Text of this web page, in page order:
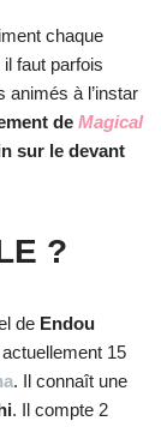
chaque
il faut parfois
animés à l’instar
de Magical
sur le devant
?
de Endou
15
. Il connaît une
. Il compte 2